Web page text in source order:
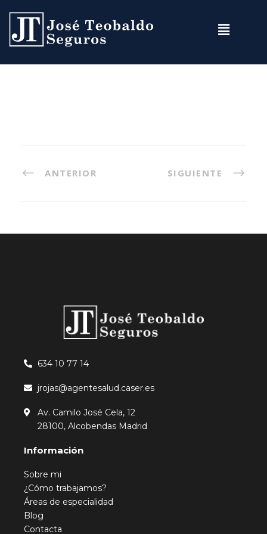
ANTERIOR SIGUIENTE
634 10 77 14
jrojas@agentesalud.caser.es
Av. Camilo José Cela, 12
28100, Alcobendas Madrid
Información
Sobre mi
¿Cómo trabajamos?
Áreas de especialidad
Blog
Contacta